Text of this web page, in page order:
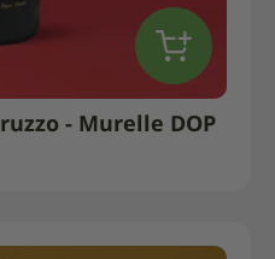
- Murelle DOP